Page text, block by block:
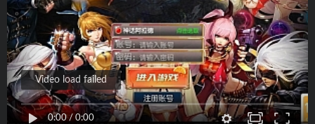
0:00/ 0:00
Video load failed